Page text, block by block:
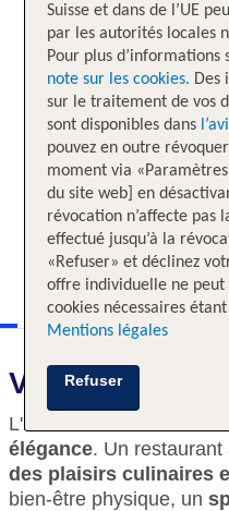
Voici ce qui
L'hôtel accueille ses
élégance. Un
des plaisirs culinaires
bien-être physique, un
Suisse et dans de l’UE
par les autorités locales
Pour plus d’informations
note sur les cookies. Des
sur le traitement de vos
sont disponibles dans
pouvez en outre
moment via
du site web] en
révocation n’affecte
effectué jusqu’à la
«Refuser» et déclinez
offre individuelle ne peut
cookies nécessaires
Mentions légales
Refuser